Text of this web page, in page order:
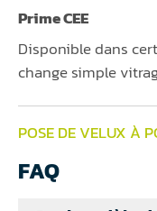
Prime CEE
Disponible dans
change simple
POSE DE VELUX À
FAQ